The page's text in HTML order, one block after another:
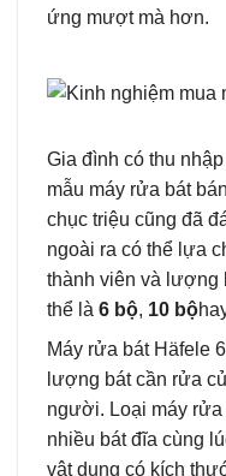
ứng mượt mà hơn.
Gia đình có thu
mẫu máy rửa bát
chục triệu cũng đã
ngoài ra có thể lựa
thành viên và lượng
thể là 6 bộ, 10 bộ
Máy rửa bát Häfele
lượng bát cần rửa
người. Loại máy rửa
nhiều bát đĩa cùng
vật dụng có kích